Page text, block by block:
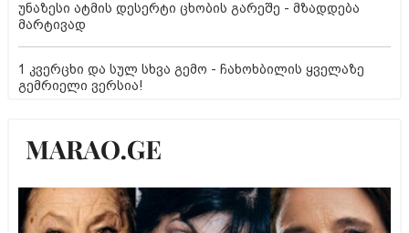
უნაზესი ატმის დესერტი ცხობის გარეშე - მზადდება
მარტივად
1 კვერცხი და სულ სხვა გემო - ჩახოხბილის ყველაზე
გემრიელი ვერსია!